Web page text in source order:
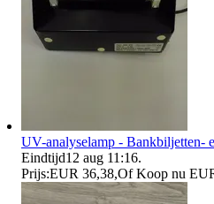
UV-analyselamp - Bankbiljetten-
Eindtijd12 aug 11:16.
Prijs:EUR 36,38,Of Koop nu